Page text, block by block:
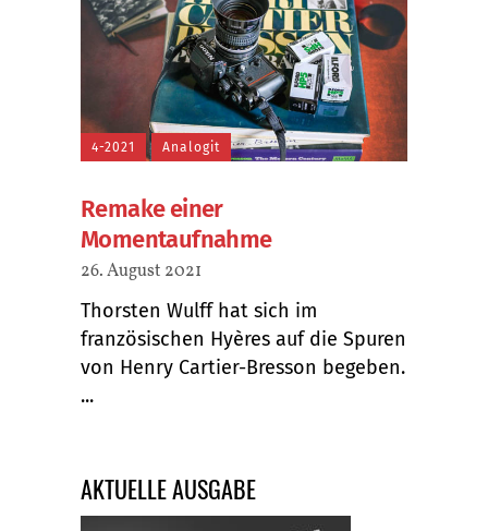
4-2021 Analogit
Remake einer
Momentaufnahme
26. August 2021
Thorsten Wulff hat sich im
französischen Hyères auf die Spuren
von Henry Cartier-Bresson begeben.
...
AKTUELLE AUSGABE